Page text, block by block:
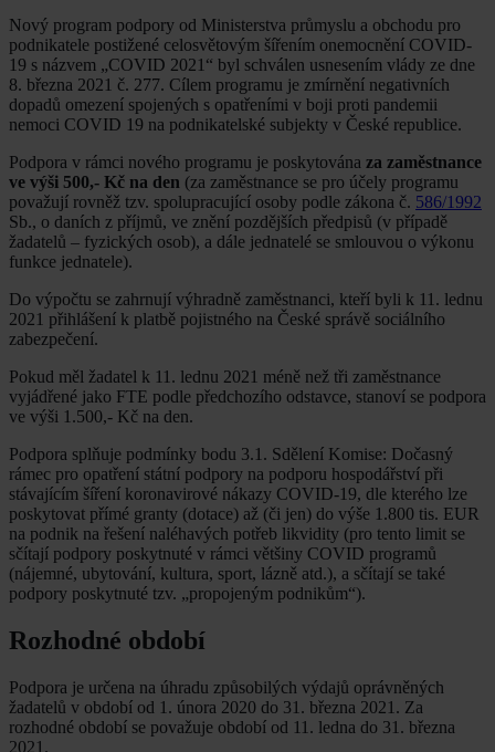
Nový program podpory od Ministerstva průmyslu a obchodu pro
podnikatele postižené celosvětovým šířením onemocnění COVID-
19 s názvem „COVID 2021“ byl schválen usnesením vlády ze dne
8. března 2021 č. 277. Cílem programu je zmírnění negativních
dopadů omezení spojených s opatřeními v boji proti pandemii
nemoci COVID 19 na podnikatelské subjekty v České republice.
Podpora v rámci nového programu je poskytována za zaměstnance
ve výši 500,- Kč na den (za zaměstnance se pro účely programu
považují rovněž tzv. spolupracující osoby podle zákona č. 586/1992
Sb., o daních z příjmů, ve znění pozdějších předpisů (v případě
žadatelů – fyzických osob), a dále jednatelé se smlouvou o výkonu
funkce jednatele).
Do výpočtu se zahrnují výhradně zaměstnanci, kteří byli k 11. lednu
2021 přihlášení k platbě pojistného na České správě sociálního
zabezpečení.
Pokud měl žadatel k 11. lednu 2021 méně než tři zaměstnance
vyjádřené jako FTE podle předchozího odstavce, stanoví se podpora
ve výši 1.500,- Kč na den.
Podpora splňuje podmínky bodu 3.1. Sdělení Komise: Dočasný
rámec pro opatření státní podpory na podporu hospodářství při
stávajícím šíření koronavirové nákazy COVID-19, dle kterého lze
poskytovat přímé granty (dotace) až (či jen) do výše 1.800 tis. EUR
na podnik na řešení naléhavých potřeb likvidity (pro tento limit se
sčítají podpory poskytnuté v rámci většiny COVID programů
(nájemné, ubytování, kultura, sport, lázně atd.), a sčítají se také
podpory poskytnuté tzv. „propojeným podnikům“).
Rozhodné období
Podpora je určena na úhradu způsobilých výdajů oprávněných
žadatelů v období od 1. února 2020 do 31. března 2021. Za
rozhodné období se považuje období od 11. ledna do 31. března
2021.